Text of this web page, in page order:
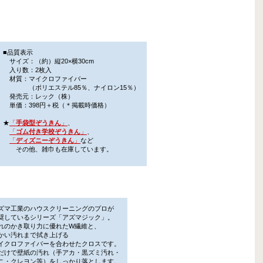
■品質表示
サイズ：（約）縦20×横30cm
入り数：2枚入
材質：マイクロファイバー
（ポリエステル85％、ナイロン15％）
発売元：レック（株）
単価：398円＋税（＊掲載時価格）
★ 「手袋型ぞうきん 」
「ゴム付き学校ぞうきん 」
「ディズニーぞうきん 」など
その他、雑巾も在庫しています。
マ工業のハウスクリーニングのプロが
ているシリーズ「アズマジック」。
かき取り力に優れたW繊維と、
汚れまで拭き上げる
ロファイバーを合わせたクロスです。
で壁紙の汚れ（手アカ・黒ズミ汚れ・
クレヨン等）をしっかり落とします。